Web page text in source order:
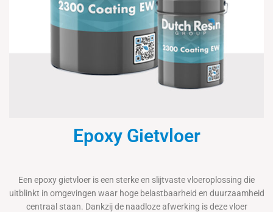
Epoxy Gietvloer
Een epoxy gietvloer is een sterke en slijtvaste vloeroplossing die
uitblinkt in omgevingen waar hoge belastbaarheid en duurzaamheid
centraal staan. Dankzij de naadloze afwerking is deze vloer